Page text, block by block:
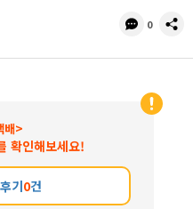
댓
수
0
공
배>
확인해보세요!
기0건